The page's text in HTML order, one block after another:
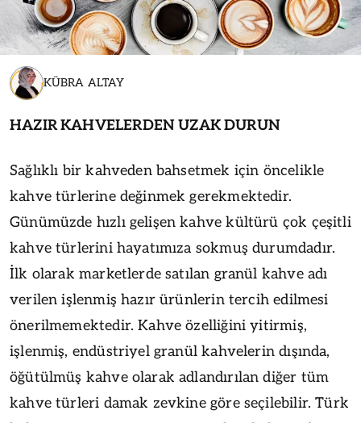
KÜBRA ALTAY
HAZIR KAHVELERDEN UZAK DURUN
Sağlıklı bir kahveden bahsetmek için öncelikle
kahve türlerine değinmek gerekmektedir.
Günümüzde hızlı gelişen kahve kültürü çok çeşitli
kahve türlerini hayatımıza sokmuş durumdadır.
İlk olarak marketlerde satılan granül kahve adı
verilen işlenmiş hazır ürünlerin tercih edilmesi
önerilmemektedir. Kahve özelliğini yitirmiş,
işlenmiş, endüstriyel granül kahvelerin dışında,
öğütülmüş kahve olarak adlandırılan diğer tüm
kahve türleri damak zevkine göre seçilebilir. Türk